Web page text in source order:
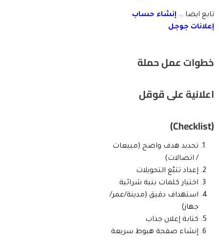
تابع ايضا … إنشاء حساب
إعلانات جوجل
خطوات عمل حملة
اعلانية على قوقل
(Checklist)
تحديد هدف واضح (مبيعات
/ اتصالات)
إعداد تتبّع التحويلات
اختيار كلمات بنية شرائية
استهداف دقيق (مدينة/عمر/
جهاز)
كتابة إعلان جذاب
إنشاء صفحة هبوط سريعة